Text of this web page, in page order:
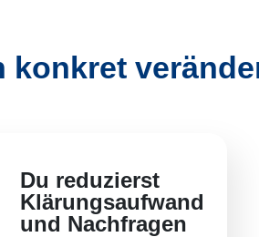
konkret
Du reduzierst
Klärungsaufwand
und Nachfragen